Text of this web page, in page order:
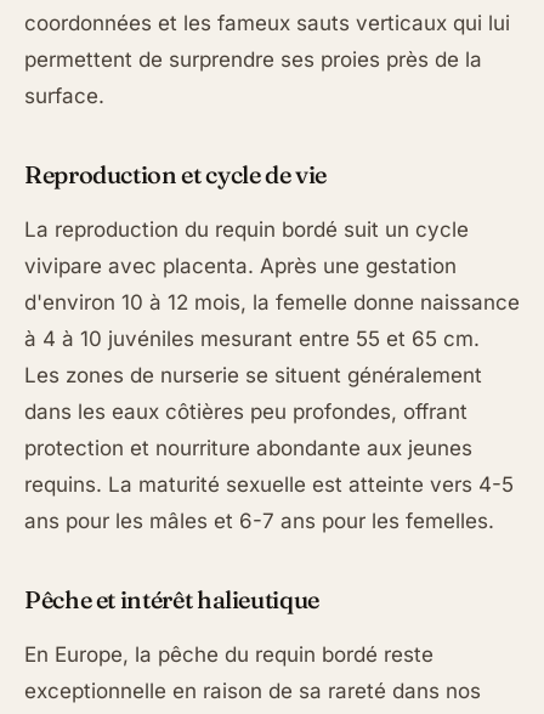
coordonnées et les fameux sauts verticaux qui lui
permettent de surprendre ses proies près de la
surface.
Reproduction et cycle de vie
La reproduction du requin bordé suit un cycle
vivipare avec placenta. Après une gestation
d'environ 10 à 12 mois, la femelle donne naissance
à 4 à 10 juvéniles mesurant entre 55 et 65 cm.
Les zones de nurserie se situent généralement
dans les eaux côtières peu profondes, offrant
protection et nourriture abondante aux jeunes
requins. La maturité sexuelle est atteinte vers 4-5
ans pour les mâles et 6-7 ans pour les femelles.
Pêche et intérêt halieutique
En Europe, la pêche du requin bordé reste
exceptionnelle en raison de sa rareté dans nos